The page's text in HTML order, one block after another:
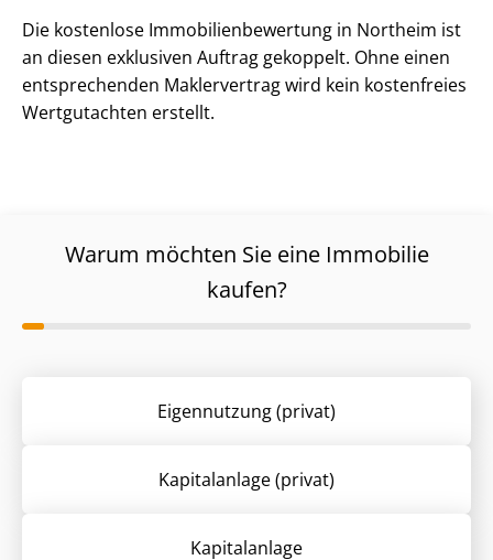
Die kostenlose Im­mo­bi­li­en­be­wer­tung in Northeim ist
an diesen exklusiven Auftrag gekoppelt. Ohne einen
entsprechenden Maklervertrag wird kein kostenfreies
Wertgutachten erstellt.
Warum möchten Sie eine Immobilie
kaufen?
Eigennutzung (privat)
Kapitalanlage (privat)
Kapitalanlage